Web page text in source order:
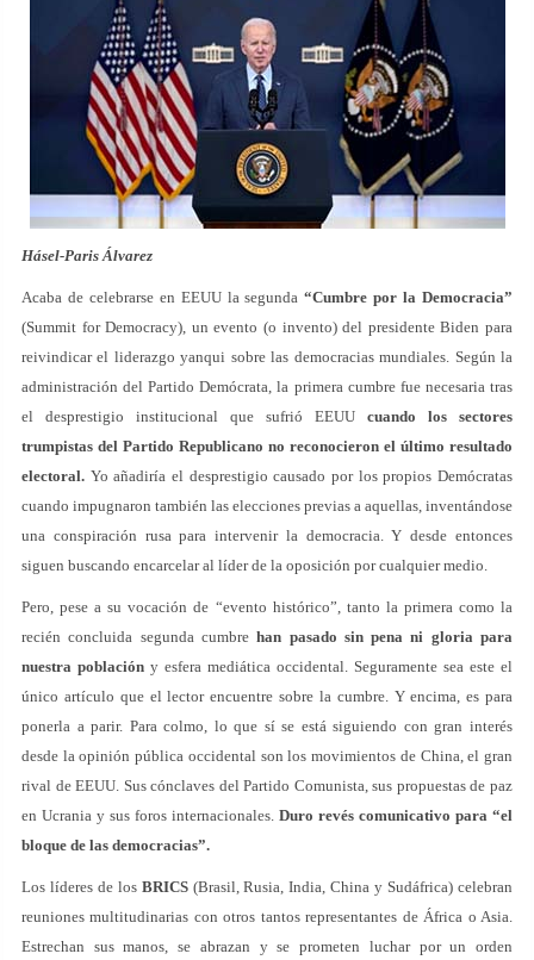
Hásel-Paris Álvarez
Acaba de celebrarse en EEUU la segunda “Cumbre por la Democracia”
(Summit for Democracy), un evento (o invento) del presidente Biden para
reivindicar el liderazgo yanqui sobre las democracias mundiales. Según la
administración del Partido Demócrata, la primera cumbre fue necesaria tras
el desprestigio institucional que sufrió EEUU cuando los sectores
trumpistas del Partido Republicano no reconocieron el último resultado
electoral. Yo añadiría el desprestigio causado por los propios Demócratas
cuando impugnaron también las elecciones previas a aquellas, inventándose
una conspiración rusa para intervenir la democracia. Y desde entonces
siguen buscando encarcelar al líder de la oposición por cualquier medio.
Pero, pese a su vocación de “evento histórico”, tanto la primera como la
recién concluida segunda cumbrehan pasado sin pena ni gloria para
nuestra población y esfera mediática occidental. Seguramente sea este el
único artículo que el lector encuentre sobre la cumbre. Y encima, es para
ponerla a parir. Para colmo, lo que sí se está siguiendo con gran interés
desde la opinión pública occidental son los movimientos de China, el gran
rival de EEUU. Sus cónclaves del Partido Comunista, sus propuestas de paz
en Ucrania y sus foros internacionales. Duro revés comunicativo para “el
bloque de las democracias”.
Los líderes de los BRICS (Brasil, Rusia, India, China y Sudáfrica) celebran
reuniones multitudinarias con otros tantos representantes de África o Asia.
Estrechan sus manos, se abrazan y se prometen luchar por un orden